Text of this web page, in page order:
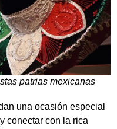
patrias mexicanas
una ocasión especial
conectar con la rica